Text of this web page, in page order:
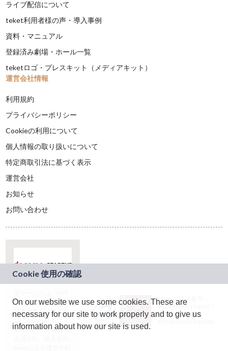
ライブ配信について
teket利用者様の声・導入事例
資料・マニュアル
登録済み劇場・ホール一覧
teketロゴ・プレスキット（メディアキット）
運営会社情報
利用規約
プライバシーポリシー
Cookieの利用について
個人情報の取り扱いについて
特定商取引法に基づく表示
運営会社
お知らせ
お問い合わせ
ドコモグループの新
規事業創出プログラ
ム「docomo
STARTUP」を通じて
JASRAC許諾番号：
9024936001Y45037
JASRAC許諾番号：
On our website we use some cookies. These are
necessary for our site to work properly and to give us
information about how our site is used.